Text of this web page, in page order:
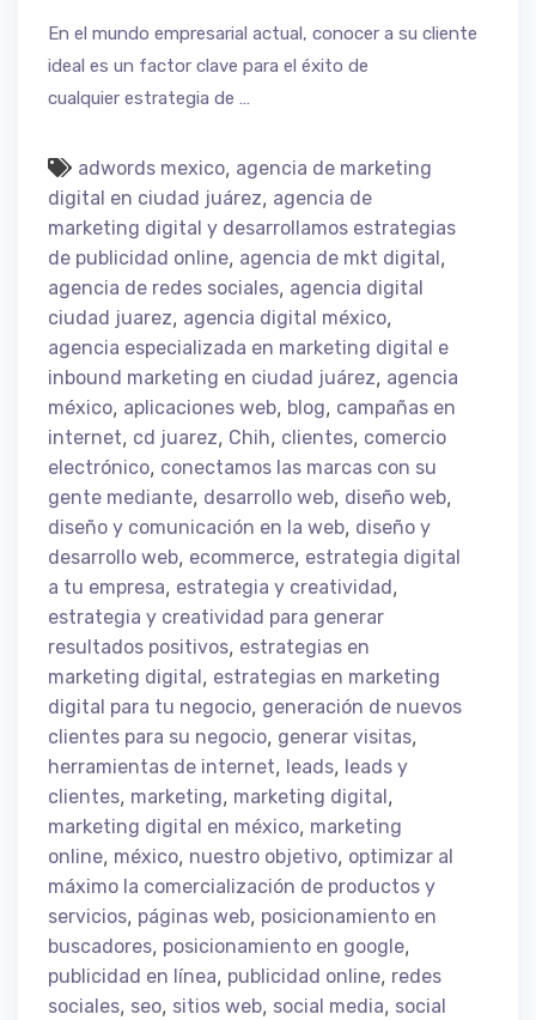
En el mundo empresarial actual, conocer a su cliente
ideal es un factor clave para el éxito de
cualquier estrategia de …
adwords mexico, agencia de marketing
digital en ciudad juárez, agencia de
marketing digital y desarrollamos estrategias
de publicidad online, agencia de mkt digital ,
agencia de redes sociales, agencia digital
ciudad juarez, agencia digital méxico,
agencia especializada en marketing digital e
inbound marketing en ciudad juárez, agencia
méxico, aplicaciones web, blog, campañas en
internet, cd juarez, Chih, clientes, comercio
electrónico, conectamos las marcas con su
gente mediante, desarrollo web, diseño web,
diseño y comunicación en la web, diseño y
desarrollo web, ecommerce, estrategia digital
a tu empresa, estrategia y creatividad ,
estrategia y creatividad para generar
resultados positivos, estrategias en
marketing digital , estrategias en marketing
digital para tu negocio, generación de nuevos
clientes para su negocio, generar visitas,
herramientas de internet, leads, leads y
clientes, marketing, marketing digital ,
marketing digital en méxico, marketing
online, méxico, nuestro objetivo, optimizar al
máximo la comercialización de productos y
servicios, páginas web, posicionamiento en
buscadores, posicionamiento en google,
publicidad en línea, publicidad online, redes
sociales, seo, sitios web, social media, social